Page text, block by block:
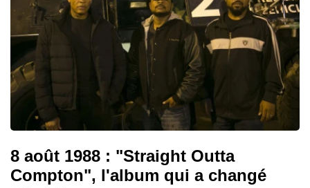
8 août 1988 : "Straight Outta
Compton", l'album qui a changé